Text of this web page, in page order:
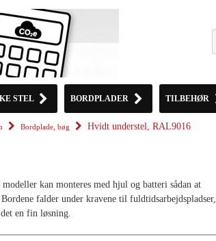
STEL BORDPLADER TILBEHØR
Bordplade, bøg Hvidt understel, RAL9016
kan monteres med hjul og batteri sådan at
falder under kravene til fuldtidsarbejdspladser,
en fin løsning.